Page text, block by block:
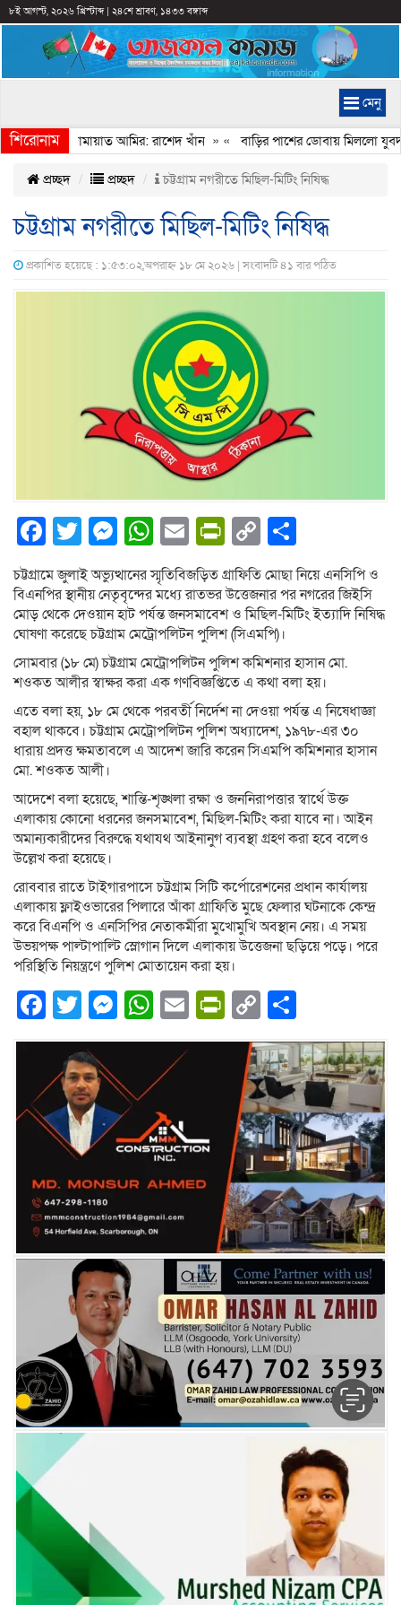
৮ই আগস্ট, ২০২৬ খ্রিস্টাব্দ| ২৪শে শ্রাবণ, ১৪৩৩ বঙ্গাব্দ
মেনু
শিরোনাম
করেন জামায়াত আমির: রাশেদ খাঁন» « বাড়ির পাশের ডোবায় মিললো
প্রচ্ছদ প্রচ্ছদ চট্টগ্রাম নগরীতে মিছিল-মিটিং নিষিদ্ধ
চট্টগ্রাম নগরীতে মিছিল-মিটিং নিষিদ্ধ
প্রকাশিত হয়েছে : ১:৫৩:০২,অপরাহ্ন ১৮ মে ২০২৬ | সংবাদটি ৪১ বার পঠিত
Facebook
Twitter
Messenger
WhatsApp
EmailPrintFriendly
Copy
Link
চট্টগ্রামে জুলাই অভ্যুত্থানের স্মৃতিবিজড়িত গ্রাফিতি মোছা নিয়ে এনসিপি ও
বিএনপির স্থানীয় নেতৃবৃন্দের মধ্যে রাতভর উত্তেজনার পর নগরের জিইসি
মোড় থেকে দেওয়ান হাট পর্যন্ত জনসমাবেশ ও মিছিল-মিটিং ইত্যাদি নিষিদ্ধ
ঘোষণা করেছে চট্টগ্রাম মেট্রোপলিটন পুলিশ (সিএমপি)।
সোমবার (১৮ মে) চট্টগ্রাম মেট্রোপলিটন পুলিশ কমিশনার হাসান মো.
শওকত আলীর স্বাক্ষর করা এক গণবিজ্ঞপ্তিতে এ কথা বলা হয়।
এতে বলা হয়, ১৮ মে থেকে পরবর্তী নির্দেশ না দেওয়া পর্যন্ত এ নিষেধাজ্ঞা
বহাল থাকবে। চট্টগ্রাম মেট্রোপলিটন পুলিশ অধ্যাদেশ, ১৯৭৮-এর ৩০
ধারায় প্রদত্ত ক্ষমতাবলে এ আদেশ জারি করেন সিএমপি কমিশনার হাসান
মো. শওকত আলী।
আদেশে বলা হয়েছে, শান্তি-শৃঙ্খলা রক্ষা ও জননিরাপত্তার স্বার্থে উক্ত
এলাকায় কোনো ধরনের জনসমাবেশ, মিছিল-মিটিং করা যাবে না। আইন
অমান্যকারীদের বিরুদ্ধে যথাযথ আইনানুগ ব্যবস্থা গ্রহণ করা হবে বলেও
উল্লেখ করা হয়েছে।
রোববার রাতে টাইগারপাসে চট্টগ্রাম সিটি কর্পোরেশনের প্রধান কার্যালয়
এলাকায় ফ্লাইওভারের পিলারে আঁকা গ্রাফিতি মুছে ফেলার ঘটনাকে কেন্দ্র
করে বিএনপি ও এনসিপির নেতাকর্মীরা মুখোমুখি অবস্থান নেয়। এ সময়
উভয়পক্ষ পাল্টাপাল্টি স্লোগান দিলে এলাকায় উত্তেজনা ছড়িয়ে পড়ে। পরে
পরিস্থিতি নিয়ন্ত্রণে পুলিশ মোতায়েন করা হয়।
Facebook
Twitter
Messenger
WhatsApp
EmailPrintFriendly
Copy
Link